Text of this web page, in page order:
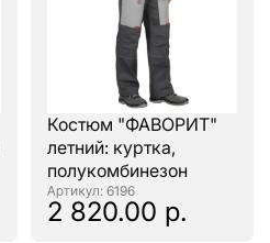
Костюм "ФАВОРИТ"
летний: куртка,
полукомбинезон
: 6196
2 820.00 р.